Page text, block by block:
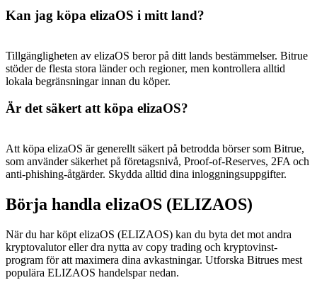
Kan jag köpa elizaOS i mitt land?
Tillgängligheten av elizaOS beror på ditt lands bestämmelser. Bitrue
stöder de flesta stora länder och regioner, men kontrollera alltid
lokala begränsningar innan du köper.
Är det säkert att köpa elizaOS?
Att köpa elizaOS är generellt säkert på betrodda börser som Bitrue,
som använder säkerhet på företagsnivå, Proof-of-Reserves, 2FA och
anti-phishing-åtgärder. Skydda alltid dina inloggningsuppgifter.
Börja handla elizaOS (ELIZAOS)
När du har köpt elizaOS (ELIZAOS) kan du byta det mot andra
kryptovalutor eller dra nytta av copy trading och kryptovinst-
program för att maximera dina avkastningar. Utforska Bitrues mest
populära ELIZAOS handelspar nedan.